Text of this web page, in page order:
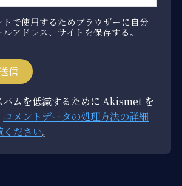
で使用するためブラウザーに自分
アドレス、サイトを保存する。
パムを低減するために Akismet を
コメントデータの処理方法の詳細
ください。